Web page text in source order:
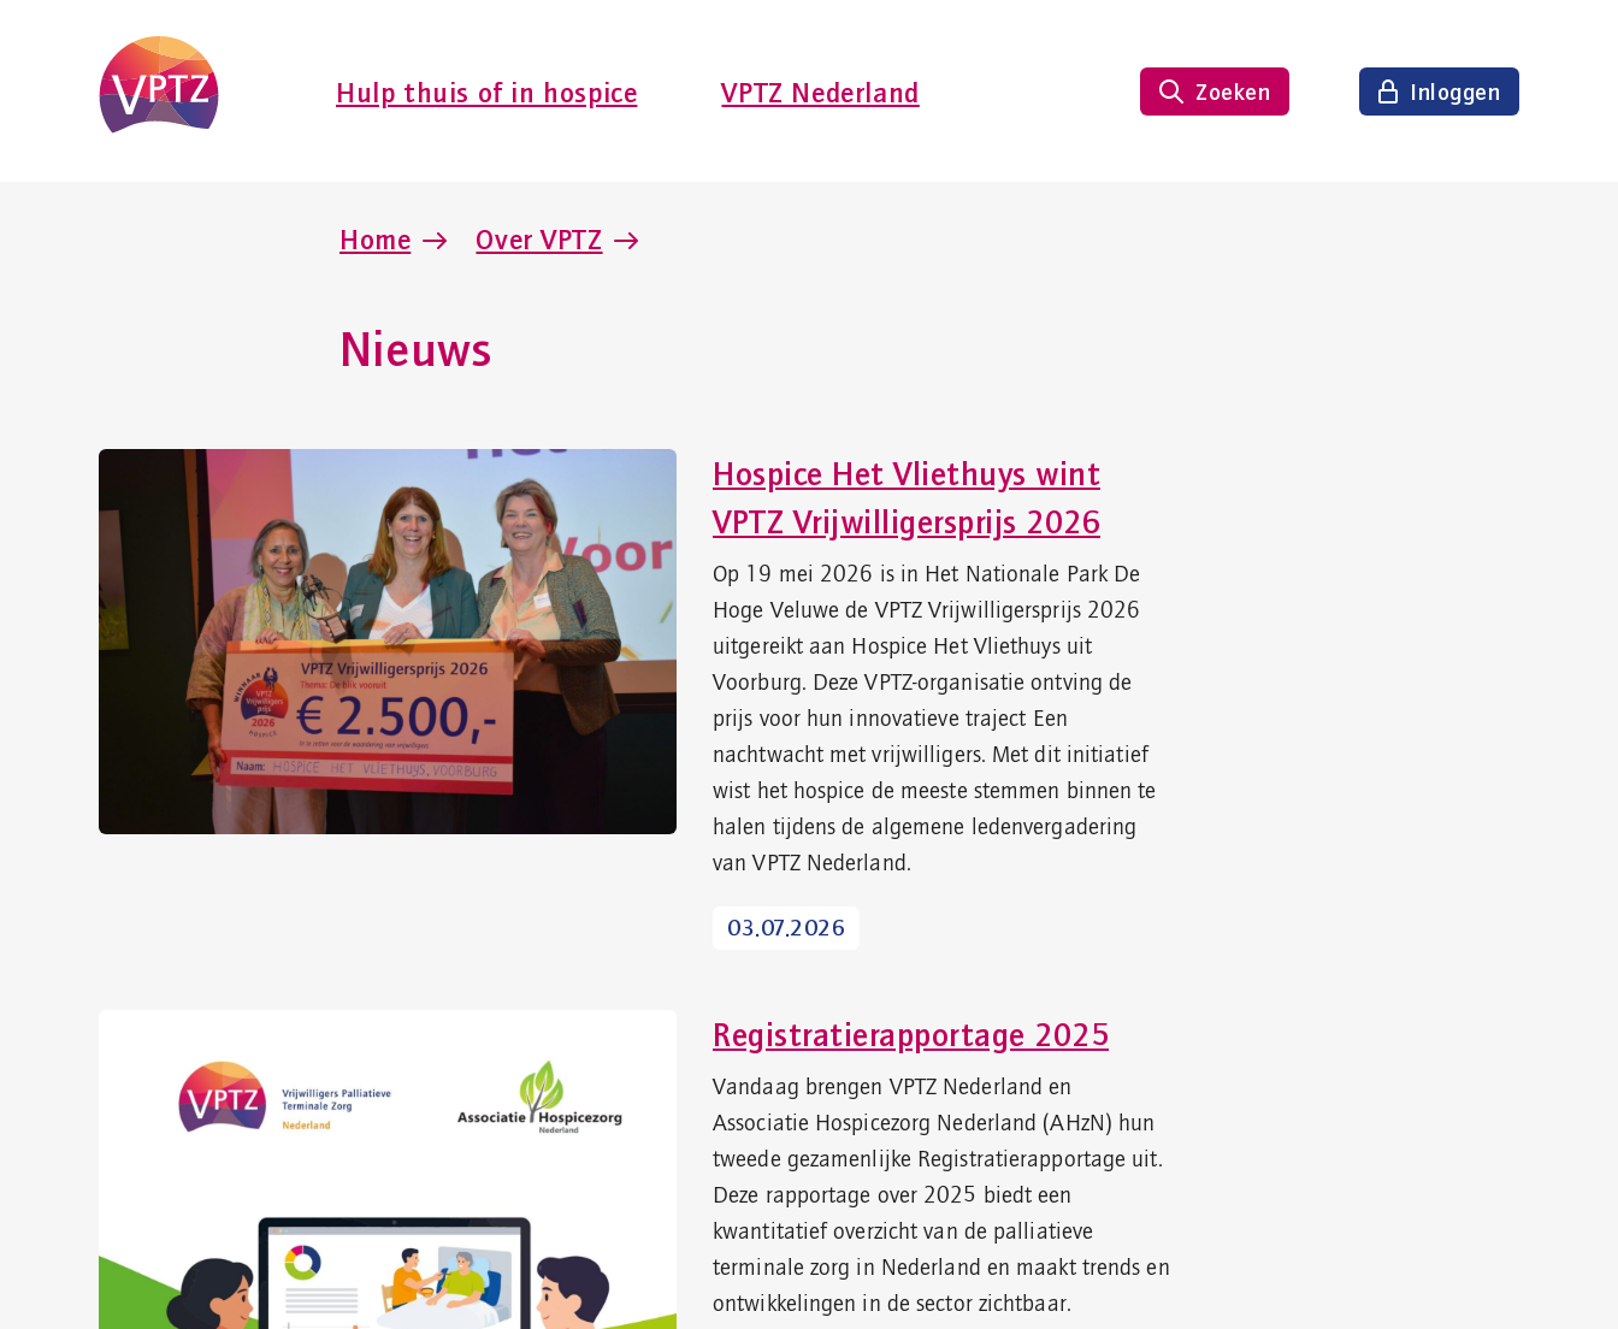
Hulp thuis of in hospice VPTZ Nederland Zoeken Inloggen
Home Over VPTZ
Nieuws
Hospice Het Vliethuys wint
VPTZ Vrijwilligersprijs 2026
Op 19 mei 2026 is in Het Nationale Park De
Hoge Veluwe de VPTZ Vrijwilligersprijs 2026
uitgereikt aan Hospice Het Vliethuys uit
Voorburg. Deze VPTZ-organisatie ontving de
prijs voor hun innovatieve traject Een
nachtwacht met vrijwilligers. Met dit initiatief
wist het hospice de meeste stemmen binnen te
halen tijdens de algemene ledenvergadering
van VPTZ Nederland.
03.07.2026
Registratierapportage 2025
Vandaag brengen VPTZ Nederland en
Associatie Hospicezorg Nederland (AHzN) hun
tweede gezamenlijke Registratierapportage uit.
Deze rapportage over 2025 biedt een
kwantitatief overzicht van de palliatieve
terminale zorg in Nederland en maakt trends en
ontwikkelingen in de sector zichtbaar.